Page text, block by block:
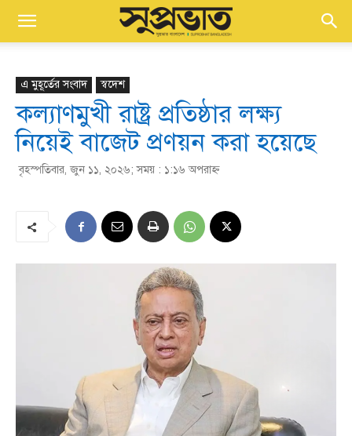
এ মুহূর্তের সংবাদ স্বদেশ
কল্যাণমুখী রাষ্ট্র প্রতিষ্ঠার লক্ষ্য
নিয়েই বাজেট প্রণয়ন করা হয়েছে
বৃহস্পতিবার, জুন ১১, ২০২৬; সময় : ১:১৬ অপরাহ্ণ